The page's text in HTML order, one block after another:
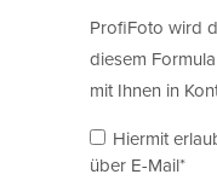
ProfiFoto wird
diesem
mit Ihnen in
Hiermit
über E-Mail*